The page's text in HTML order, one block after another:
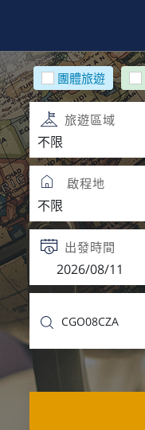
團體旅遊
旅遊區域
啟程地
出發時間